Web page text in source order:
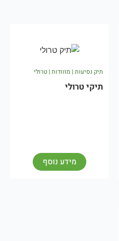
תיק נסיעות | מזוודות | טרולי
תיקי טרולי
מידע נוסף